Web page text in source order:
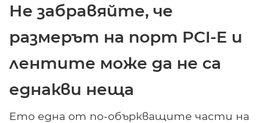
Не забравяйте, че
размерът на порт PCI-E и
лентите може да не са
еднакви неща
Ето една от по-объркващите части на